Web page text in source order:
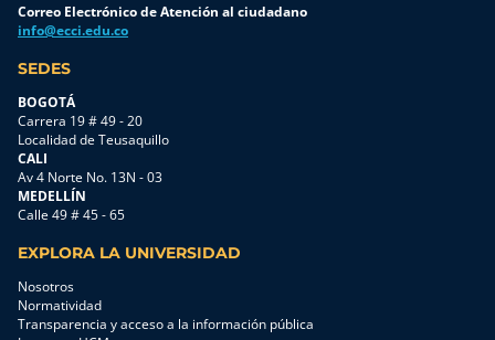
Correo Electrónico de Atención al ciudadano
info@ecci.edu.co
SEDES
BOGOTÁ
Carrera 19 # 49 - 20
Localidad de Teusaquillo
CALI
Av 4 Norte No. 13N - 03
MEDELLÍN
Calle 49 # 45 - 65
EXPLORA LA UNIVERSIDAD
Nosotros
Normatividad
Transparencia y acceso a la información pública